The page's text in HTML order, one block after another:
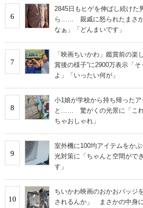
6
2845日もヒゲを伸ばし続け
ら…… 親戚に怒られたまさか
なぁ」「どんまいです」
7
「映画ちいかわ」鑑賞前の
賞後の様子”に2900万表示「
よ」「いったい何が」
8
小1娘が学校から持ち帰った
と…… 驚がくの光景に「これ
ちゃおしゃれ」
9
室外機に100均アイテムを
光対策に「ちゃんと空間がで
す」
10
ちいかわ映画のおかおバッ
されるんか」 まさかの中身